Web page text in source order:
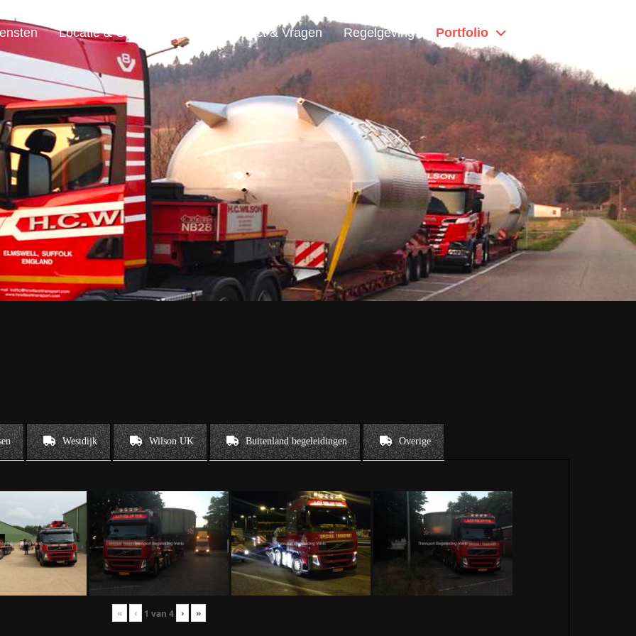
Locatie & Openingstijden Contact & Vragen Regelgeving Portfolio
Westdijk Wilson UK Buitenland begeleidingen Overige
« ‹ 1 van 4 › »